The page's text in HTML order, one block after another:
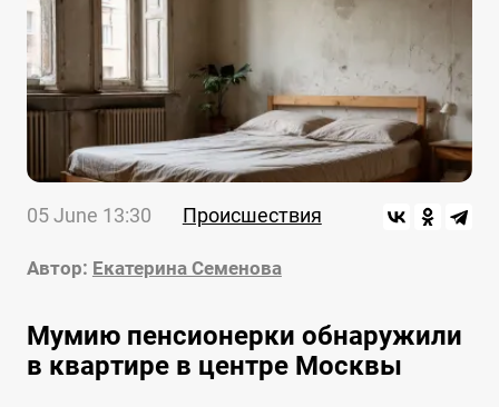
05 June 13:30 Происшествия
Автор: Екатерина Семенова
Мумию пенсионерки обнаружили
в квартире в центре Москвы